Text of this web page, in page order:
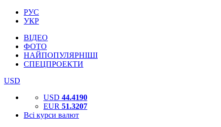
РУС
УКР
ВІДЕО
ФОТО
НАЙПОПУЛЯРНІШІ
СПЕЦПРОЕКТИ
USD
USD 44.4190
EUR 51.3207
Всі курси валют